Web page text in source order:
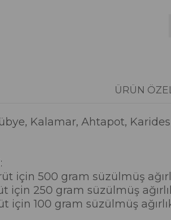
ÜRÜN
Kalamar, Ahtapot,
için 500 gram süzülmüş
için 250 gram süzülmüş
için 100 gram süzülmüş